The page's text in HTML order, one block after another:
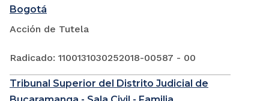
Bogotá
Acción de Tutela
Radicado: 1100131030252018-00587 - 00
Tribunal Superior del Distrito Judicial de